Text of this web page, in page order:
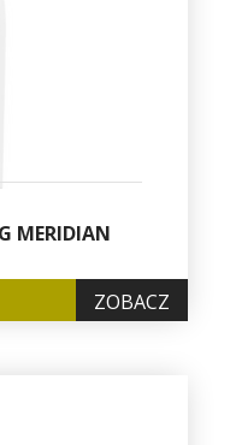
MERIDIAN
ZOBACZ